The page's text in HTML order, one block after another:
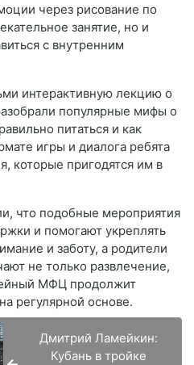
через рисование по
занятие, но и
с внутренним
интерактивную лекцию о
популярные мифы о
питаться и как
игры и диалога ребята
которые пригодятся им в
что подобные мероприятия
и помогают укреплять
и заботу, а родители
не только развлечение,
МФЦ продолжит
регулярной основе.
Дмитрий Ламейкин:
Кубань в тройке